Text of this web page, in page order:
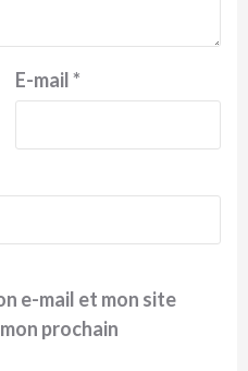
E-mail*
e-mail et mon site
prochain